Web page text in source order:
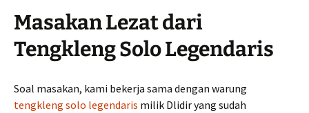
Masakan Lezat dari
Tengkleng Solo Legendaris
Soal masakan, kami bekerja sama dengan warung
tengkleng solo legendaris milik Dlidir yang sudah